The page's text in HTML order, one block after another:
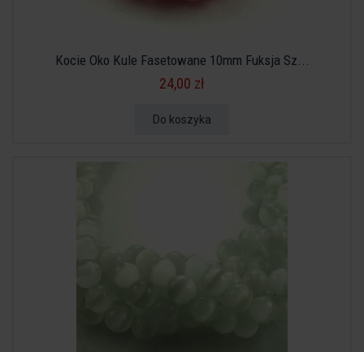
Kocie Oko Kule Fasetowane 10mm Fuksja Sz...
24,00 zł
Do koszyka